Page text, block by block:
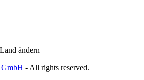
Land ändern
GmbH - All rights reserved.